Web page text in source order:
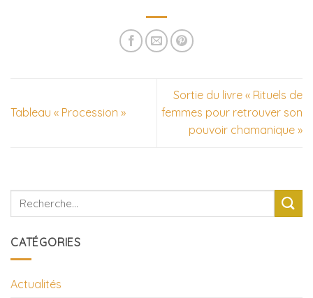
Tableau « Procession »
Sortie du livre « Rituels de
femmes pour retrouver son
pouvoir chamanique »
CATÉGORIES
Actualités